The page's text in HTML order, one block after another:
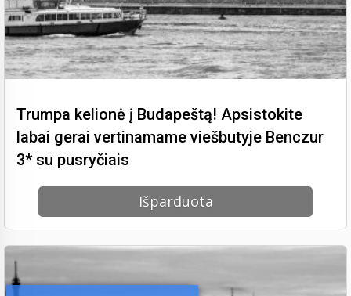
Trumpa kelionė į Budapeštą! Apsistokite
labai gerai vertinamame viešbutyje Benczur
3* su pusryčiais
Išparduota